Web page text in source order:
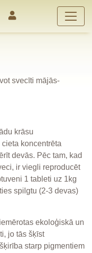
svecīti mājās-
krāsu
koncentrēta
devās. Pēc tam, kad
ir viegli reproducēt
1 tableti uz 1kg
spilgtu (2-3 devas)
ekoloģiskā un
jo tās šķīst
starp pigmentiem